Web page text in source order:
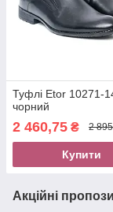
Туфлі Etor 10271-
чорний
2 460,75 ₴ 2
Купити
Акційні